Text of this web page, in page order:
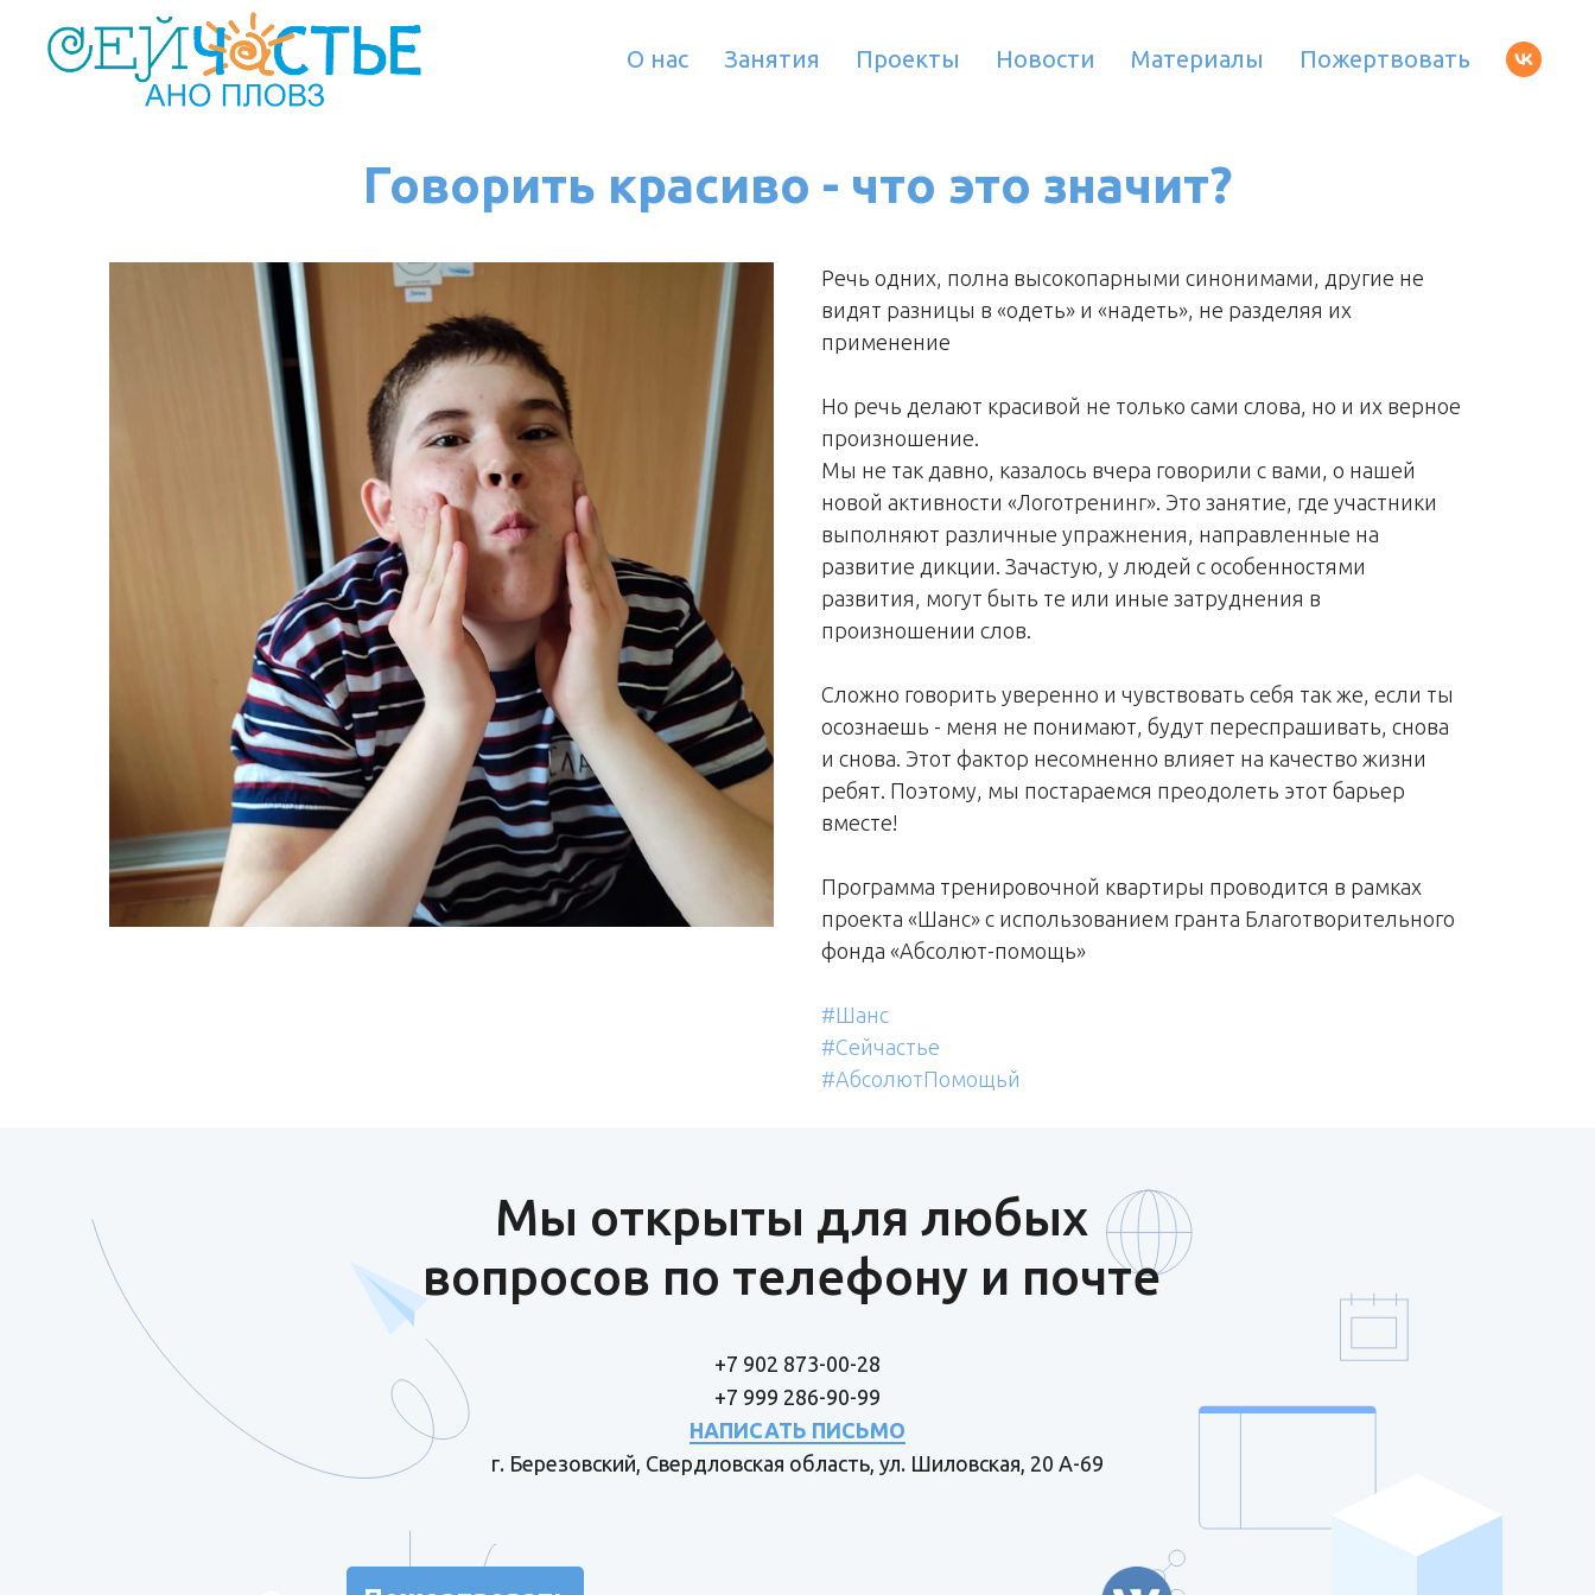
О нас Занятия Проекты Новости Материалы Пожертвовать
Говорить красиво - что это значит?
Речь одних, полна высокопарными синонимами, другие не
видят разницы в «одеть» и «надеть», не разделяя их
применение
Но речь делают красивой не только сами слова, но и их верное
произношение.
Мы не так давно, казалось вчера говорили с вами, о нашей
новой активности «Логотренинг». Это занятие, где участники
выполняют различные упражнения, направленные на
развитие дикции. Зачастую, у людей с особенностями
развития, могут быть те или иные затруднения в
произношении слов.
Сложно говорить уверенно и чувствовать себя так же, если ты
осознаешь - меня не понимают, будут переспрашивать, снова
и снова. Этот фактор несомненно влияет на качество жизни
ребят. Поэтому, мы постараемся преодолеть этот барьер
вместе!
Программа тренировочной квартиры проводится в рамках
проекта «Шанс» с использованием гранта Благотворительного
фонда «Абсолют-помощь»
#Шанс
#Сейчастье
#АбсолютПомощьй
Мы открыты для любых
вопросов по телефону и почте
+7 902 873-00-28
+7 999 286-90-99
НАПИСАТЬ ПИСЬМО
г. Березовский, Свердловская область, ул. Шиловская, 20 А-69